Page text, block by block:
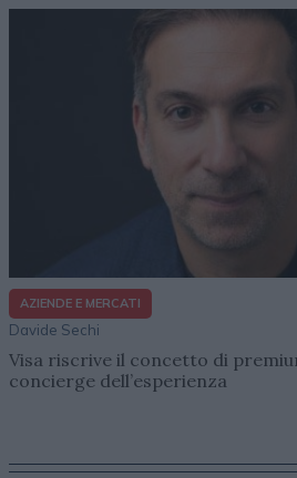
AZIENDE E MERCATI
Davide Sechi
Visa riscrive il concetto di
concierge dell’esperienza